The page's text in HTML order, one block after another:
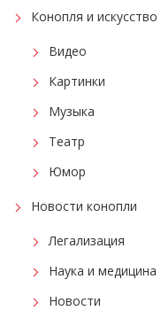
Конопля и искусство
Видео
Картинки
Музыка
Театр
Юмор
Новости конопли
Легализация
Наука и медицина
Новости